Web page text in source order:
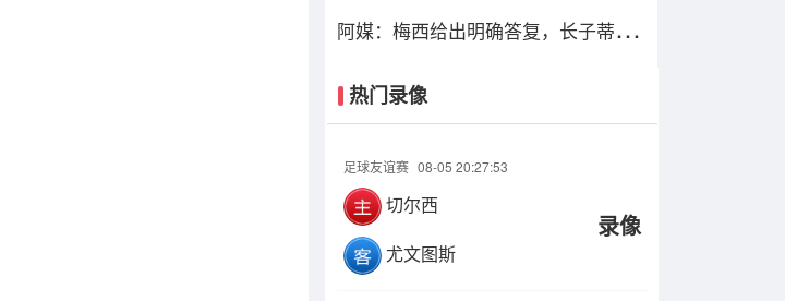
阿媒：梅西给出明确答复，长子蒂亚
热门录像
足球友谊赛 08-05 20:27:53
切尔西
尤文图斯
录像